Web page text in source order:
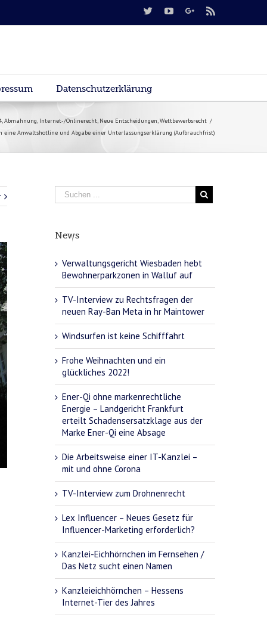
Datenschutzerklärung
,Abmahnung, Internet-/Onlinerecht, Neue Entscheidungen,Wettbewerbsrecht /
eine Anwaltshotline und Abgabe einer Unterlassungserklärung (Aufbrauchfrist)
News
Verwaltungsgericht Wiesbaden hebt
Bewohnerparkzonen in Walluf auf
TV-Interview zu Rechtsfragen der
neuen Ray-Ban Meta in hr Maintower
Windsurfen ist keine Schifffahrt
Frohe Weihnachten und ein
glückliches 2022!
Ener-Qi ohne markenrechtliche
Energie – Landgericht Frankfurt
erteilt Schadensersatzklage aus der
Marke Ener-Qi eine Absage
Die Arbeitsweise einer IT-Kanzlei –
mit und ohne Corona
TV-Interview zum Drohnenrecht
Lex Influencer – Neues Gesetz für
Influencer-Marketing erforderlich?
Kanzlei-Eichhörnchen im Fernsehen /
Das Netz sucht einen Namen
Kanzleieichhörnchen – Hessens
Internet-Tier des Jahres